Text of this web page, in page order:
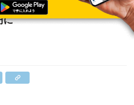
タセンターサービス市場規
に